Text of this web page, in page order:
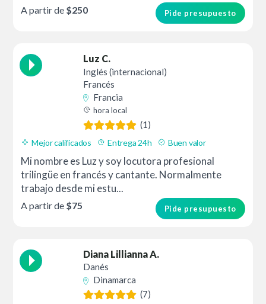
Pide presupuesto
A partir de $250
Luz C.
Inglés (internacional)
Francés
Francia
hora local
(1)
Mejor calificados Entrega 24h Buen valor
Mi nombre es Luz y soy locutora profesional
trilingüe en francés y cantante. Normalmente
trabajo desde mi estu...
Pide presupuesto
A partir de $75
Diana Lillianna A.
Danés
Dinamarca
(7)